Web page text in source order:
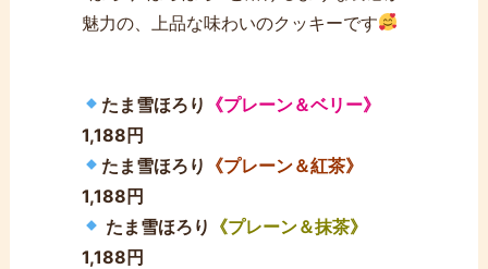
魅力の、上品な味わいのクッキーです
たま雪ほろり 《プレーン＆ベリー》
1,188円
たま雪ほろり 《プレーン＆紅茶》
1,188円
たま雪ほろり 《プレーン＆抹茶》
1,188円